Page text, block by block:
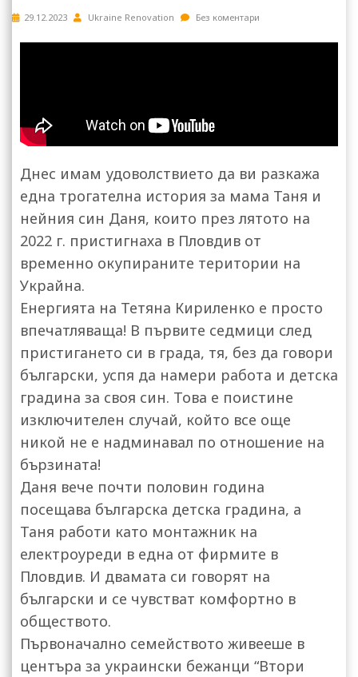
29.12.2023 Ukraine Renovation Без коментари
Днес имам удоволствието да ви разкажа
една трогателна история за мама Таня и
нейния син Даня, които през лятото на
2022 г. пристигнаха в Пловдив от
временно окупираните територии на
Украйна.
Енергията на Тетяна Кириленко е просто
впечатляваща! В първите седмици след
пристигането си в града, тя, без да говори
български, успя да намери работа и детска
градина за своя син. Това е поистине
изключителен случай, който все още
никой не е надминавал по отношение на
бързината!
Даня вече почти половин година
посещава българска детска градина, а
Таня работи като монтажник на
електроуреди в една от фирмите в
Пловдив. И двамата си говорят на
български и се чувстват комфортно в
обществото.
Първоначално семейството живееше в
центъра за украински бежанци “Втори